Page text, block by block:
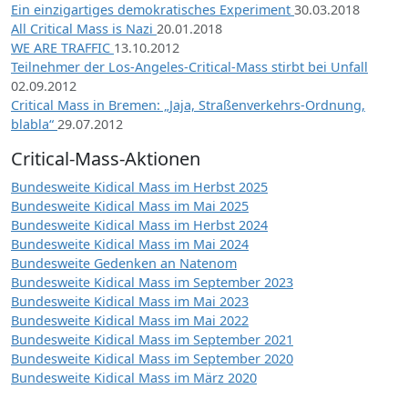
Ein einzigartiges demokratisches Experiment 30.03.2018
All Critical Mass is Nazi 20.01.2018
WE ARE TRAFFIC 13.10.2012
Teilnehmer der Los-Angeles-Critical-Mass stirbt bei Unfall
02.09.2012
Critical Mass in Bremen: „Jaja, Straßenverkehrs-Ordnung,
blabla“ 29.07.2012
Critical-Mass-Aktionen
Bundesweite Kidical Mass im Herbst 2025
Bundesweite Kidical Mass im Mai 2025
Bundesweite Kidical Mass im Herbst 2024
Bundesweite Kidical Mass im Mai 2024
Bundesweite Gedenken an Natenom
Bundesweite Kidical Mass im September 2023
Bundesweite Kidical Mass im Mai 2023
Bundesweite Kidical Mass im Mai 2022
Bundesweite Kidical Mass im September 2021
Bundesweite Kidical Mass im September 2020
Bundesweite Kidical Mass im März 2020